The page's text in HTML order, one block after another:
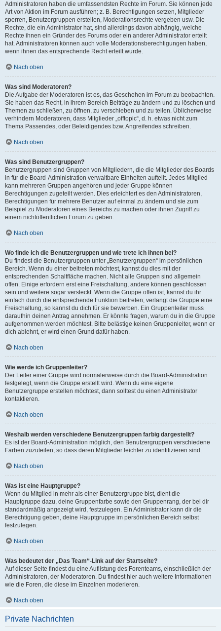
Administratoren haben die umfassendsten Rechte im Forum. Sie können jede
Art von Aktion im Forum ausführen; z. B. Berechtigungen setzen, Mitglieder
sperren, Benutzergruppen erstellen, Moderationsrechte vergeben usw. Die
Rechte, die ein Administrator hat, sind allerdings davon abhängig, welche
Rechte ihnen ein Gründer des Forums oder ein anderer Administrator erteilt
hat. Administratoren können auch volle Moderationsberechtigungen haben,
wenn ihnen das entsprechende Recht erteilt wurde.
Nach oben
Was sind Moderatoren?
Die Aufgabe der Moderatoren ist es, das Geschehen im Forum zu beobachten.
Sie haben das Recht, in ihrem Bereich Beiträge zu ändern und zu löschen und
Themen zu schließen, zu öffnen, zu verschieben und zu teilen. Üblicherweise
verhindern Moderatoren, dass Mitglieder „offtopic“, d. h. etwas nicht zum
Thema Passendes, oder Beleidigendes bzw. Angreifendes schreiben.
Nach oben
Was sind Benutzergruppen?
Benutzergruppen sind Gruppen von Mitgliedern, die die Mitglieder des Boards
in für die Board-Administration verwaltbare Einheiten aufteilt. Jedes Mitglied
kann mehreren Gruppen angehören und jeder Gruppe können
Berechtigungen zugeteilt werden. Dies erleichtert es den Administratoren,
Berechtigungen für mehrere Benutzer auf einmal zu ändern und sie zum
Beispiel zu Moderatoren eines Bereichs zu machen oder ihnen Zugriff zu
einem nichtöffentlichen Forum zu geben.
Nach oben
Wo finde ich die Benutzergruppen und wie trete ich ihnen bei?
Du findest die Benutzergruppen unter „Benutzergruppen“ im persönlichen
Bereich. Wenn du einer beitreten möchtest, kannst du dies mit der
entsprechenden Schaltfläche machen. Nicht alle Gruppen sind allgemein
offen. Einige erfordern erst eine Freischaltung, andere können geschlossen
sein und weitere sogar versteckt. Wenn die Gruppe offen ist, kannst du ihr
einfach durch die entsprechende Funktion beitreten; verlangt die Gruppe eine
Freischaltung, so kannst du dich für sie bewerben. Ein Gruppenleiter muss
daraufhin deinen Antrag annehmen. Er könnte fragen, warum du in die Gruppe
aufgenommen werden möchtest. Bitte belästige keinen Gruppenleiter, wenn er
dich ablehnt, er wird einen Grund dafür haben.
Nach oben
Wie werde ich Gruppenleiter?
Der Leiter einer Gruppe wird normalerweise durch die Board-Administration
festgelegt, wenn die Gruppe erstellt wird. Wenn du eine eigene
Benutzergruppe erstellen möchtest, dann solltest du einen Administrator
kontaktieren.
Nach oben
Weshalb werden verschiedene Benutzergruppen farbig dargestellt?
Es ist der Board-Administration möglich, den Benutzergruppen verschiedene
Farben zuzuteilen, so dass deren Mitglieder leichter zu identifizieren sind.
Nach oben
Was ist eine Hauptgruppe?
Wenn du Mitglied in mehr als einer Benutzergruppe bist, dient die
Hauptgruppe dazu, deine Gruppenfarbe sowie den Gruppenrang, der bei dir
standardmäßig angezeigt wird, festzulegen. Ein Administrator kann dir die
Berechtigung geben, deine Hauptgruppe im persönlichen Bereich selbst
festzulegen.
Nach oben
Was bedeutet der „Das Team“-Link auf der Startseite?
Auf dieser Seite findest du eine Auflistung des Forenteams, einschließlich der
Administratoren, der Moderatoren. Du findest hier auch weitere Informationen
wie die Foren, die diese im Einzelnen moderieren.
Nach oben
Private Nachrichten